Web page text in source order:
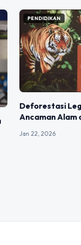
PENDIDIKAN
Deforestasi
Ancaman Alam
Jan 22, 2026